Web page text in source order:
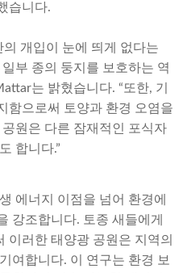
습니다.
개입이 눈에 띄게 없다는
부 종의 둥지를 보호하는 역
는 밝혔습니다. “또한, 기
함으로써 토양과 환경 오염을
원은 다른 잠재적인 포식자
합니다.”
에너지 이점을 넘어 환경에
강조합니다. 토종 새들에게
이러한 태양광 공원은 지역의
여합니다. 이 연구는 환경 보